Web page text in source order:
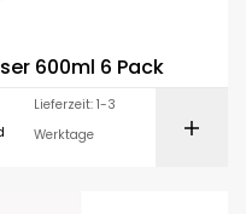
600ml 6 Pack
Lieferzeit: 1-3
Werktage